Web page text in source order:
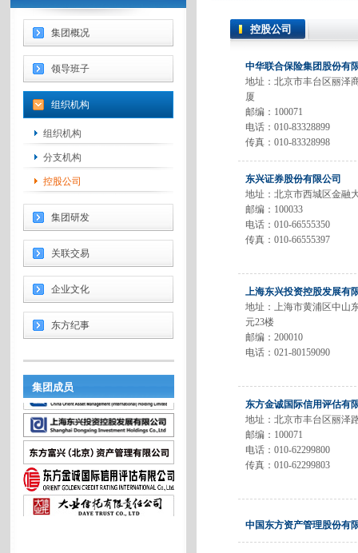
集团概况
领导班子
组织机构
组织机构
分支机构
控股公司
集团研发
关联交易
企业文化
东方纪事
集团成员
控股公司
中华联合保险集团股份有
地址：北京市丰台区丽泽
厦
邮编：100071
电话：010-83328899
传真：010-83328998
东兴证券股份有限公司
地址：北京市西城区金融
邮编：100033
电话：010-66555350
传真：010-66555397
上海东兴投资控股发展有
地址：上海市黄浦区中山
元23楼
邮编：200010
电话：021-80159090
东方金诚国际信用评估有
地址：北京市丰台区丽泽
邮编：100071
电话：010-62299800
传真：010-62299803
中国东方资产管理股份有